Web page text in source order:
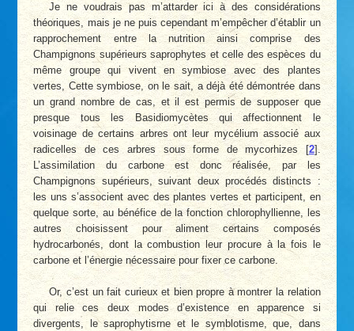
Je ne voudrais pas m’attarder ici à des considérations
théoriques, mais je ne puis cependant m’empêcher d’établir un
rapprochement entre la nutrition ainsi comprise des
Champignons supérieurs saprophytes et celle des espèces du
même groupe qui vivent en symbiose avec des plantes
vertes, Cette symbiose, on le sait, a déjà été démontrée dans
un grand nombre de cas, et il est permis de supposer que
presque tous les Basidiomycètes qui affectionnent le
voisinage de certains arbres ont leur mycélium associé aux
radicelles de ces arbres sous forme de mycorhizes [2] .
L’assimilation du carbone est donc réalisée, par les
Champignons supérieurs, suivant deux procédés distincts :
les uns s’associent avec des plantes vertes et participent, en
quelque sorte, au bénéfice de la fonction chlorophyllienne, les
autres choisissent pour aliment certains composés
hydrocarbonés, dont la combustion leur procure à la fois le
carbone et l’énergie nécessaire pour fixer ce carbone.
Or, c’est un fait curieux et bien propre à montrer la relation
qui relie ces deux modes d’existence en apparence si
divergents, le saprophytisrne et le symblotisme, que, dans